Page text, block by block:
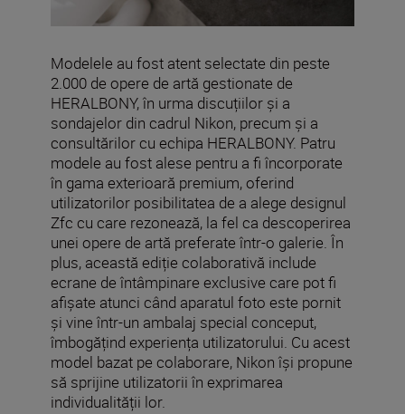
Modelele au fost atent selectate din peste
2.000 de opere de artă gestionate de
HERALBONY, în urma discuțiilor și a
sondajelor din cadrul Nikon, precum și a
consultărilor cu echipa HERALBONY. Patru
modele au fost alese pentru a fi încorporate
în gama exterioară premium, oferind
utilizatorilor posibilitatea de a alege designul
Zfc cu care rezonează, la fel ca descoperirea
unei opere de artă preferate într-o galerie. În
plus, această ediție colaborativă include
ecrane de întâmpinare exclusive care pot fi
afișate atunci când aparatul foto este pornit
și vine într-un ambalaj special conceput,
îmbogățind experiența utilizatorului. Cu acest
model bazat pe colaborare, Nikon își propune
să sprijine utilizatorii în exprimarea
individualității lor.